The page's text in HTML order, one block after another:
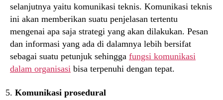
selanjutnya yaitu komunikasi teknis. Komunikasi teknis
ini akan memberikan suatu penjelasan tertentu
mengenai apa saja strategi yang akan dilakukan. Pesan
dan informasi yang ada di dalamnya lebih bersifat
sebagai suatu petunjuk sehingga fungsi komunikasi
dalam organisasi bisa terpenuhi dengan tepat.
Komunikasi prosedural